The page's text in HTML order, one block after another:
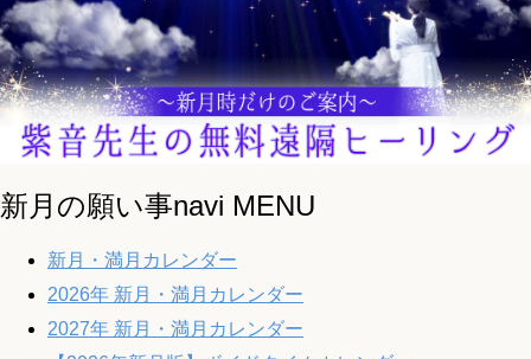
新月の願い事navi MENU
新月・満月カレンダー
2026年 新月・満月カレンダー
2027年 新月・満月カレンダー